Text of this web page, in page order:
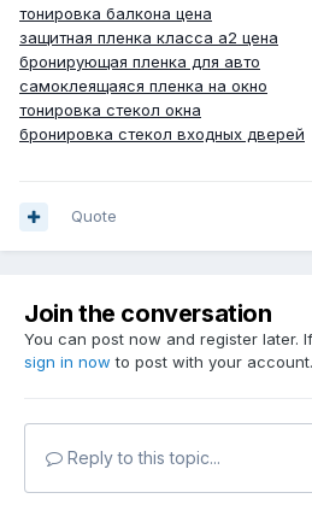
тонировка балкона цена
защитная пленка класса а2 цена
бронирующая пленка для авто
самоклеящаяся пленка на окно
тонировка стекол окна
бронировка стекол входных дверей
Quote
Join the conversation
You can post now and register later.
sign in now to post with your account.
Reply to this topic...